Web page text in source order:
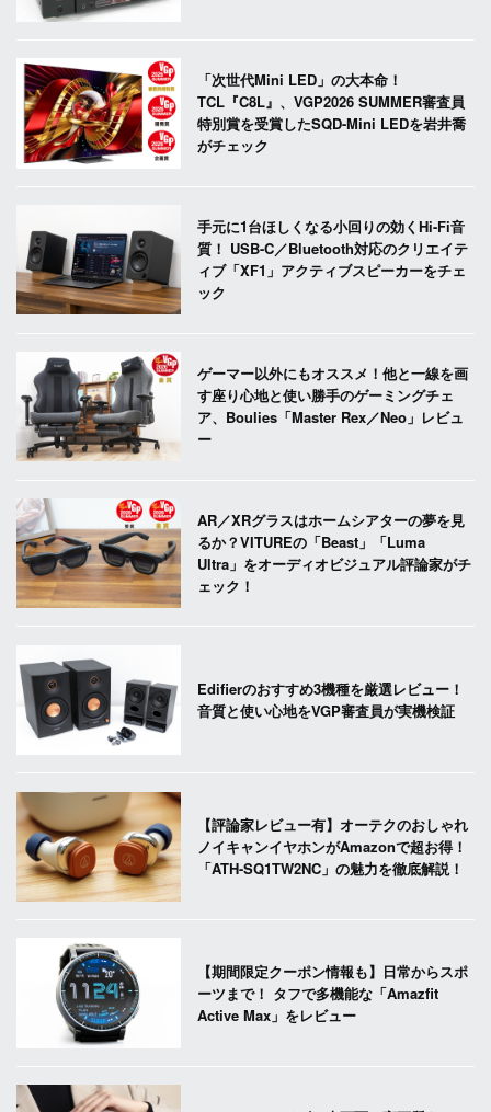
「次世代Mini LED」の大本命！
TCL『C8L』、VGP2026 SUMMER審査員
特別賞を受賞したSQD-Mini LEDを岩井喬
がチェック
手元に1台ほしくなる小回りの効くHi-Fi音
質！ USB-C／Bluetooth対応のクリエイテ
ィブ「XF1」アクティブスピーカーをチェ
ック
ゲーマー以外にもオススメ！他と一線を画
す座り心地と使い勝手のゲーミングチェ
ア、Boulies「Master Rex／Neo」レビュ
ー
AR／XRグラスはホームシアターの夢を見
るか？VITUREの「Beast」「Luma
Ultra」をオーディオビジュアル評論家がチ
ェック！
Edifierのおすすめ3機種を厳選レビュー！
音質と使い心地をVGP審査員が実機検証
【評論家レビュー有】オーテクのおしゃれ
ノイキャンイヤホンがAmazonで超お得！
「ATH-SQ1TW2NC」の魅力を徹底解説！
【期間限定クーポン情報も】日常からスポ
ーツまで！ タフで多機能な「Amazfit
Active Max」をレビュー